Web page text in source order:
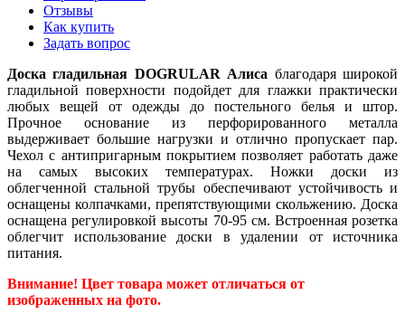
Отзывы
Как купить
Задать вопрос
Доска гладильная DOGRULAR Алиса благодаря широкой
гладильной поверхности подойдет для глажки практически
любых вещей от одежды до постельного белья и штор.
Прочное основание из перфорированного металла
выдерживает большие нагрузки и отлично пропускает пар.
Чехол с антипригарным покрытием позволяет работать даже
на самых высоких температурах. Ножки доски из
облегченной стальной трубы обеспечивают устойчивость и
оснащены колпачками, препятствующими скольжению. Доска
оснащена регулировкой высоты 70-95 см. Встроенная розетка
облегчит использование доски в удалении от источника
питания.
Внимание! Цвет товара может отличаться от
изображенных на фото.